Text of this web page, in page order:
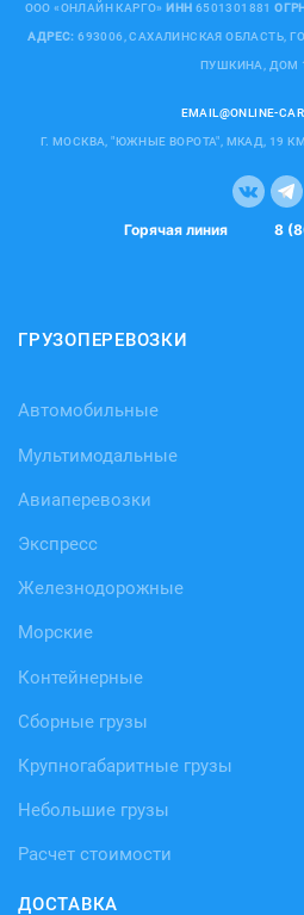
ООО «ОНЛАЙН КАРГО» ИНН 6501301881
АДРЕС: 693006, САХАЛИНСКАЯ ОБЛАСТЬ,
ПУШКИНА, ДОМ
EMAIL@ONLINE-
Г. МОСКВА, "ЮЖНЫЕ ВОРОТА", МКАД, 19 КМ
Горячая линия 8
ГРУЗОПЕРЕВОЗКИ
Автомобильные
Мультимодальные
Авиаперевозки
Экспресс
Железнодорожные
Морские
Контейнерные
Сборные грузы
Крупногабаритные грузы
Небольшие грузы
Расчет стоимости
ДОСТАВКА